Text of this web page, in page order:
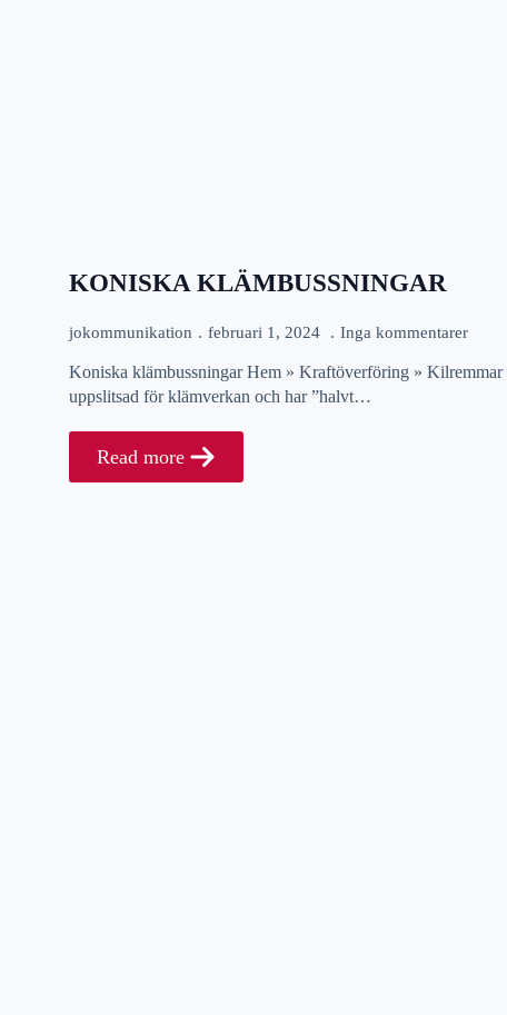
KONISKA KLÄMBUSSNINGAR
jokommunikation februari 1, 2024 Inga kommentarer
Koniska klämbussningar Hem » Kraftöverföring »
uppslitsad för klämverkan och har ”halvt…
Read more